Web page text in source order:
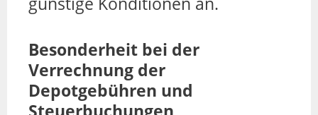
Besonderheit bei der
Verrechnung der
Depotgebühren und